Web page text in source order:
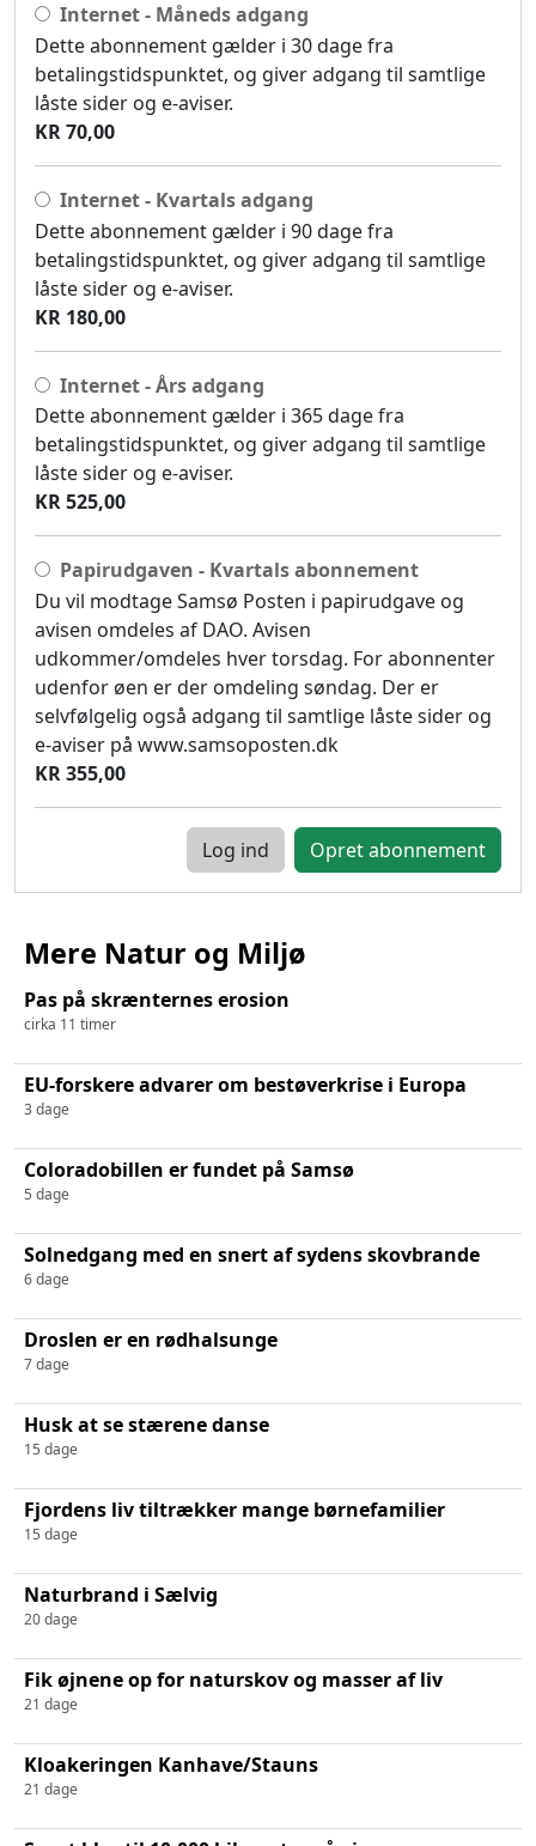
Internet - Måneds adgang
Dette abonnement gælder i 30 dage fra
betalingstidspunktet, og giver adgang til samtlige
låste sider og e-aviser.
KR 70,00
Internet - Kvartals adgang
Dette abonnement gælder i 90 dage fra
betalingstidspunktet, og giver adgang til samtlige
låste sider og e-aviser.
KR 180,00
Internet - Års adgang
Dette abonnement gælder i 365 dage fra
betalingstidspunktet, og giver adgang til samtlige
låste sider og e-aviser.
KR 525,00
Papirudgaven - Kvartals abonnement
Du vil modtage Samsø Posten i papirudgave og
avisen omdeles af DAO. Avisen
udkommer/omdeles hver torsdag. For abonnenter
udenfor øen er der omdeling søndag. Der er
selvfølgelig også adgang til samtlige låste sider og
e-aviser på www.samsoposten.dk
KR 355,00
Log ind
Mere Natur og Miljø
Pas på skrænternes erosion
cirka 11 timer
EU-forskere advarer om bestøverkrise i Europa
3 dage
Coloradobillen er fundet på Samsø
5 dage
Solnedgang med en snert af sydens skovbrande
6 dage
Droslen er en rødhalsunge
7 dage
Husk at se stærene danse
15 dage
Fjordens liv tiltrækker mange børnefamilier
15 dage
Naturbrand i Sælvig
20 dage
Fik øjnene op for naturskov og masser af liv
21 dage
Kloakeringen Kanhave/Stauns
21 dage